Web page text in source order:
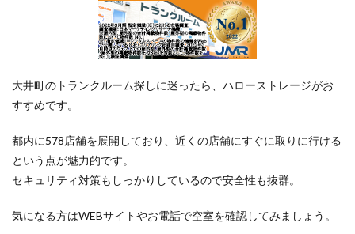
大井町のトランクルーム探しに迷ったら、ハローストレージがお
すすめです。
都内に578店舗を展開しており、近くの店舗にすぐに取りに行ける
という点が魅力的です。
セキュリティ対策もしっかりしているので安全性も抜群。
気になる方はWEBサイトやお電話で空室を確認してみましょう。